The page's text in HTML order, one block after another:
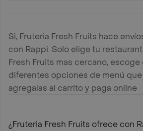
Si, Fruteria Fresh Fruits hace
con Rappi. Solo elige tu
Fresh Fruits mas cercano, escoge
diferentes opciones de menú
agregalas al carrito y paga online
¿Fruteria Fresh Fruits ofrece con